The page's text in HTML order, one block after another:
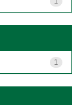
1